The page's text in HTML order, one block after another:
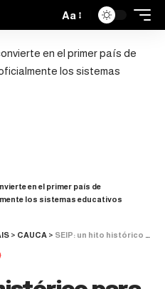
Aa
en el primer país de
los sistemas educativos
> CAUCA > SEIP: un hito histórico para la educación indígena en Colombia